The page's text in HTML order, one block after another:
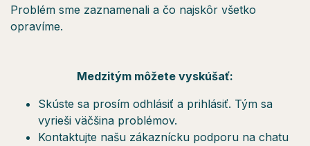
Problém sme zaznamenali a čo najskôr všetko
opravíme.
Medzitým môžete vyskúšať:
Skúste sa prosím odhlásiť a prihlásiť. Tým sa
vyrieši väčšina problémov.
Kontaktujte našu zákaznícku podporu na chatu